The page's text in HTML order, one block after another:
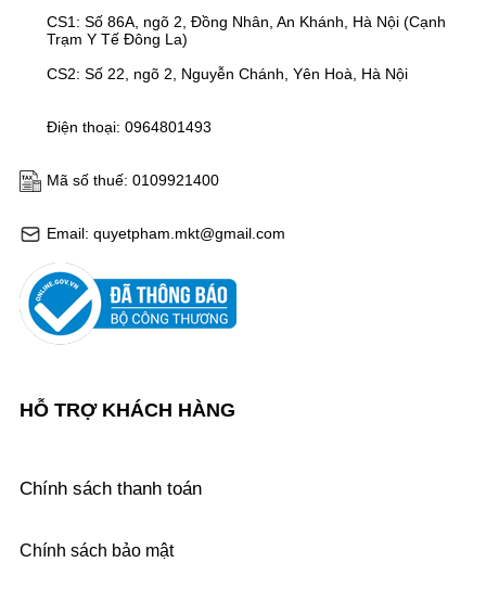
Email: quyetpham.mkt@gmail.com
Mã số thuế: 0109921400
Điện thoại: 0964801493
CS1: Số 86A, ngõ 2, Đồng Nhân, An Khánh, Hà Nội (Cạnh
Trạm Y Tế Đông La)
CS2: Số 22, ngõ 2, Nguyễn Chánh, Yên Hoà, Hà Nội
HỖ TRỢ KHÁCH HÀNG
Chính sách thanh toán
Chính sách bảo mật